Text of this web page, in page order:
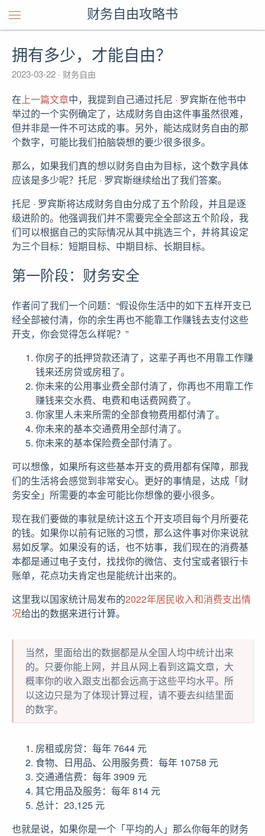
财务自由攻略书
拥有多少，才能自由？
2023-03-22 财务自由
在上一篇文章中，我提到自己通过托尼 · 罗宾斯在他书中
举过的一个实例确定了，达成财务自由这件事虽然很难，
但并非是一件不可达成的事。另外，能达成财务自由的那
个数字，可能比我们拍脑袋想的要少很多很多。
那么，如果我们真的想以财务自由为目标，这个数字具体
应该是多少呢？托尼 · 罗宾斯继续给出了我们答案。
托尼 · 罗宾斯将达成财务自由分成了五个阶段，并且是逐
级进阶的。他强调我们并不需要完全全部这五个阶段，我
们可以根据自己的实际情况从其中挑选三个，并将其设定
为三个目标：短期目标、中期目标、长期目标。
第一阶段：财务安全
作者问了我们一个问题：“假设你生活中的如下五样开支已
经全部被付清，你的余生再也不能靠工作赚钱去支付这些
开支，你会觉得怎么样呢？”
你房子的抵押贷款还清了，这辈子再也不用靠工作赚
钱来还房贷或房租了。
你未来的公用事业费全部付清了，你再也不用靠工作
赚钱来交水费、电费和电话费网费了。
你家里人未来所需的全部食物费用都付清了。
你未来的基本交通费用全部付清了。
你未来的基本保险费全部付清了。
可以想像，如果所有这些基本开支的费用都有保障，那我
们的生活将会感觉到非常安心。更好的事情是，达成「财
务安全」所需要的本金可能比你想像的要小很多。
现在我们要做的事就是统计这五个开支项目每个月所要花
的钱。如果你以前有记账的习惯，那么这件事对你来说就
易如反掌。如果没有的话，也不妨事，我们现在的消费基
本都是通过电子支付，找找你的微信、支付宝或者银行卡
账单，花点功夫肯定也是能统计出来的。
这里我以国家统计局发布的2022年居民收入和消费支出情
况给出的数据来进行计算。
当然，里面给出的数据都是从全国人均中统计出来
的。只要你能上网，并且从网上看到这篇文章，大
概率你的收入跟支出都会远高于这些平均水平。所
以这边只是为了体现计算过程，请不要去纠结里面
的数字。
房租或房贷：每年 7644 元
食物、日用品、公用服务费：每年 10758 元
交通通信费：每年 3909 元
其它用品及服务：每年 814 元
总计：23,125 元
也就是说，如果你是一个「平均的人」那么你每年的财务